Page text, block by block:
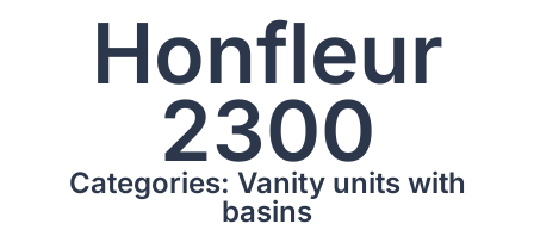
Honfleur
2300
Categories: Vanity units with
basins